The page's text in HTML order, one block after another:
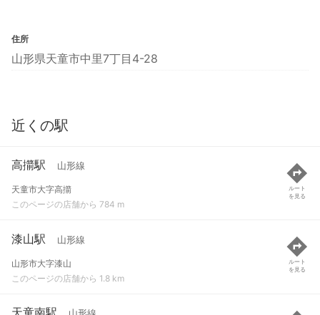
住所
山形県天童市中里7丁目4-28
近くの駅
高擶駅 山形線
天童市大字高擶
このページの店舗から 784 m
ルート
を見る
漆山駅 山形線
山形市大字漆山
このページの店舗から 1.8 km
ルート
を見る
天童南駅